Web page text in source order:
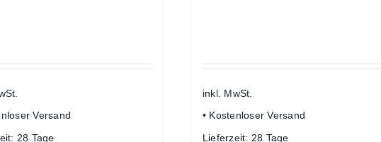
Versand
28 Tage
inkl. MwSt.
• Kostenloser Versand
Lieferzeit: 28 Tage